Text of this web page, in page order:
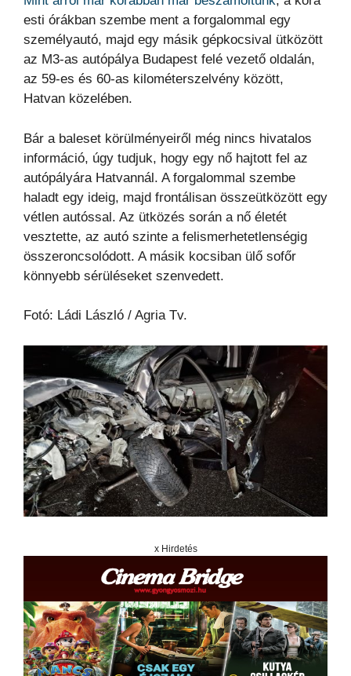
esti órákban szembe ment a forgalommal egy
személyautó, majd egy másik gépkocsival ütközött
az M3-as autópálya Budapest felé vezető oldalán,
az 59-es és 60-as kilométerszelvény között,
Hatvan közelében.
Bár a baleset körülményeiről még nincs hivatalos
információ, úgy tudjuk, hogy egy nő hajtott fel az
autópályára Hatvannál. A forgalommal szembe
haladt egy ideig, majd frontálisan összeütközött egy
vétlen autóssal. Az ütközés során a nő életét
vesztette, az autó szinte a felismerhetetlenségig
összeroncsolódott. A másik kocsiban ülő sofőr
könnyebb sérüléseket szenvedett.
Fotó: Ládi László / Agria Tv.
x Hirdetés